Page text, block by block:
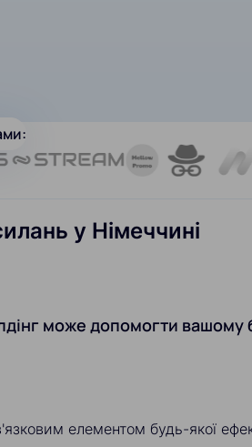
у Німеччині
може допомогти вашому
елементом будь-якої